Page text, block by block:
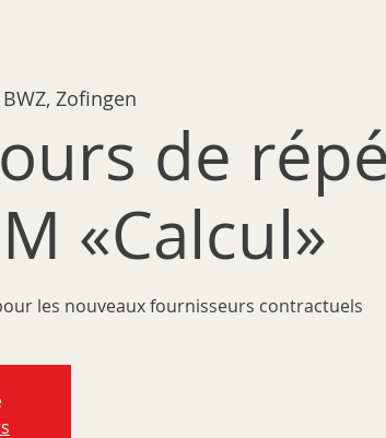
Zofingen
de
«Calcul»
les nouveaux fournisseurs contractuels